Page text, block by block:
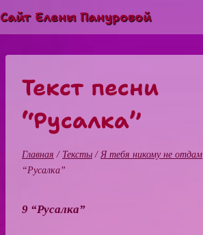
Перейти
к
Сайт Елены Пануровой
Текст песни
“Русалка”
Главная / Тексты / Я тебя никому не отдам
“Русалка”
9 “Русалка”